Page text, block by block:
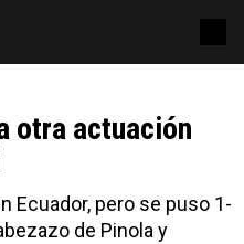
otra actuación
Ecuador, pero se puso 1-
de Pinola y